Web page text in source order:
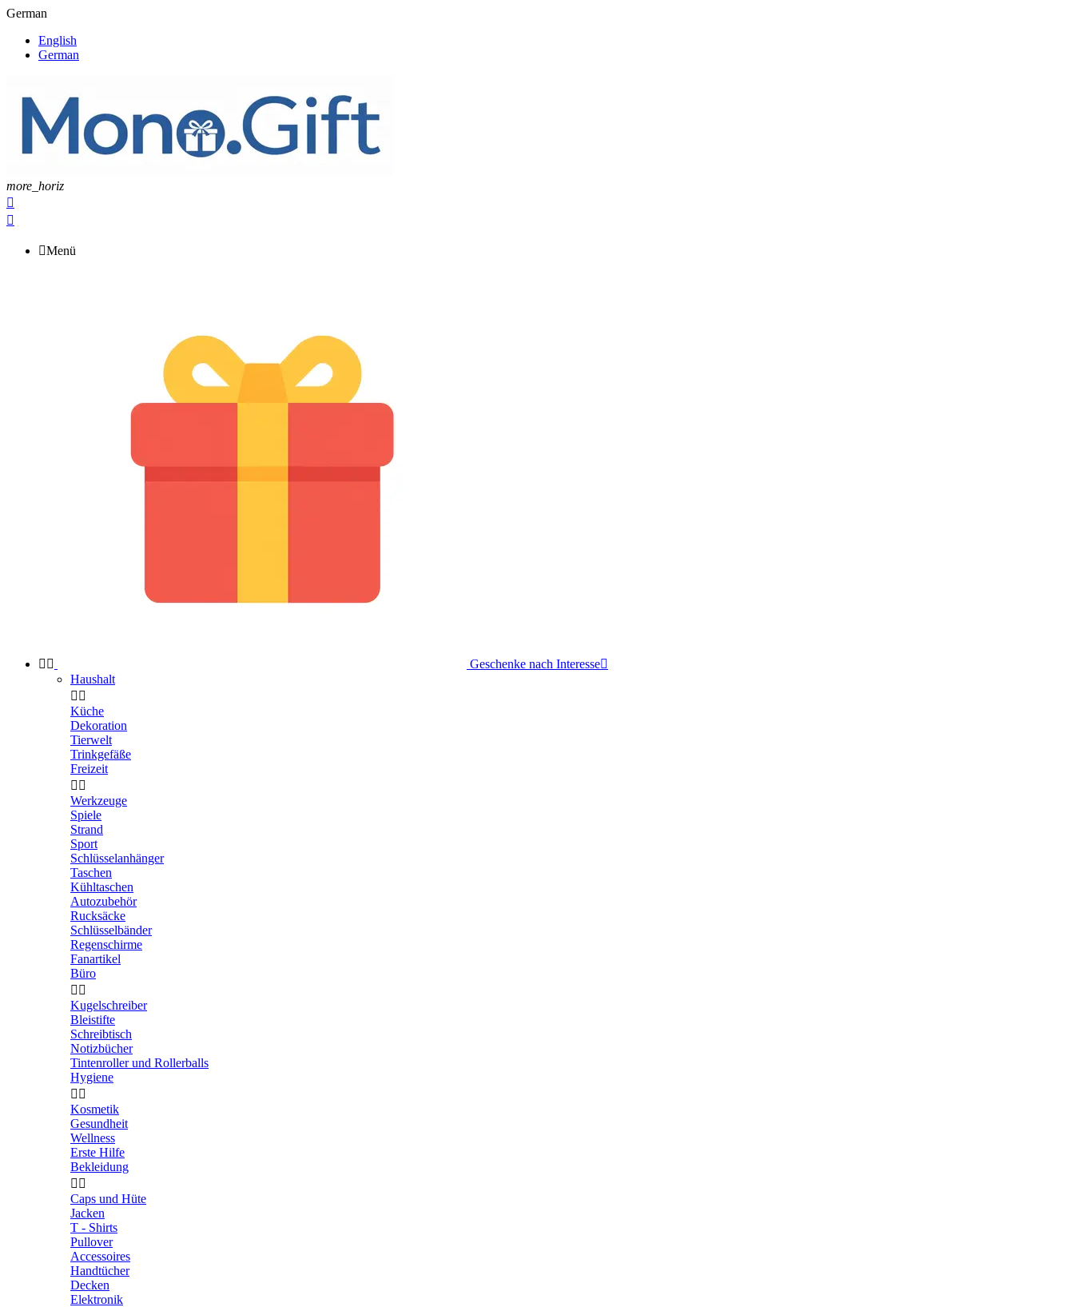
German
English
German
more_horiz


Menü
  Geschenke nach Interesse
Haushalt
 
Küche
Dekoration
Tierwelt
Trinkgefäße
Freizeit
 
Werkzeuge
Spiele
Strand
Sport
Schlüsselanhänger
Taschen
Kühltaschen
Autozubehör
Rucksäcke
Schlüsselbänder
Regenschirme
Fanartikel
Büro
 
Kugelschreiber
Bleistifte
Schreibtisch
Notizbücher
Tintenroller und Rollerballs
Hygiene
 
Kosmetik
Gesundheit
Wellness
Erste Hilfe
Bekleidung
 
Caps und Hüte
Jacken
T - Shirts
Pullover
Accessoires
Handtücher
Decken
Elektronik